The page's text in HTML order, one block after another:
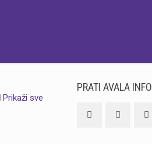
Prikaži sve
PRATI AVALA INFO